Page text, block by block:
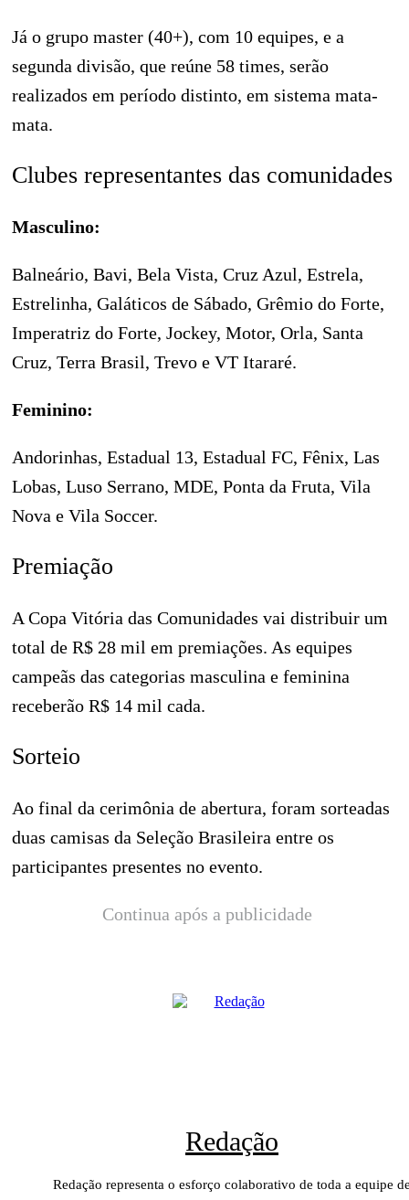
Já o grupo master (40+), com 10 equipes, e a
segunda divisão, que reúne 58 times, serão
realizados em período distinto, em sistema mata-
mata.
Clubes representantes das comunidades
Masculino:
Balneário, Bavi, Bela Vista, Cruz Azul, Estrela,
Estrelinha, Galáticos de Sábado, Grêmio do Forte,
Imperatriz do Forte, Jockey, Motor, Orla, Santa
Cruz, Terra Brasil, Trevo e VT Itararé.
Feminino:
Andorinhas, Estadual 13, Estadual FC, Fênix, Las
Lobas, Luso Serrano, MDE, Ponta da Fruta, Vila
Nova e Vila Soccer.
Premiação
A Copa Vitória das Comunidades vai distribuir um
total de R$ 28 mil em premiações. As equipes
campeãs das categorias masculina e feminina
receberão R$ 14 mil cada.
Sorteio
Ao final da cerimônia de abertura, foram sorteadas
duas camisas da Seleção Brasileira entre os
participantes presentes no evento.
Continua após a publicidade
Redação
Redação representa o esforço colaborativo de toda a equipe